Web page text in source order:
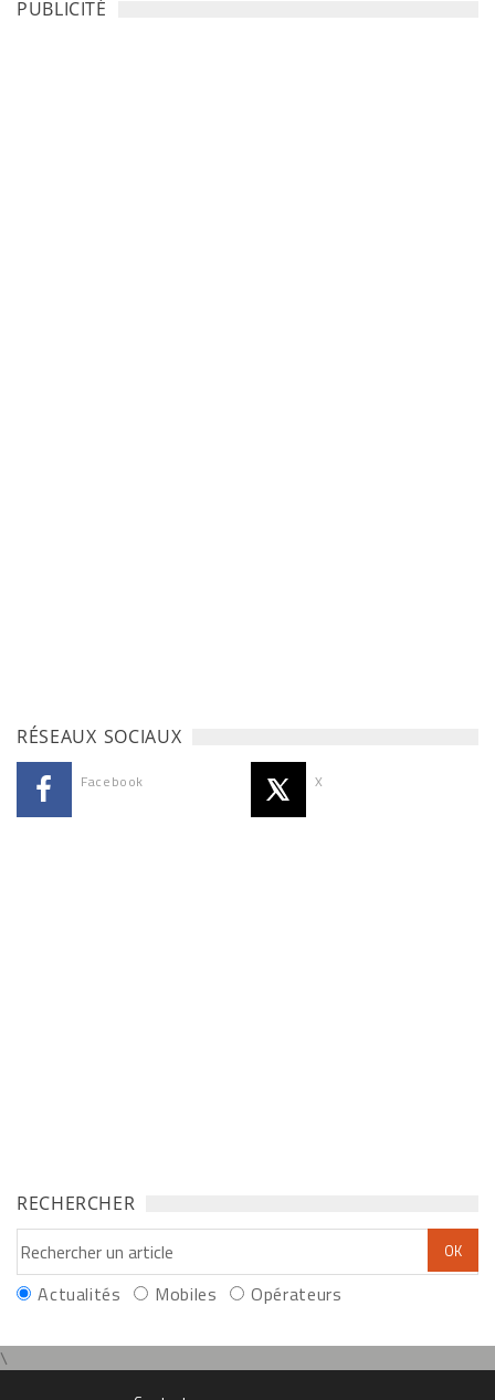
PUBLICITÉ
RÉSEAUX SOCIAUX
Facebook X
RECHERCHER
Actualités Mobiles Opérateurs
\